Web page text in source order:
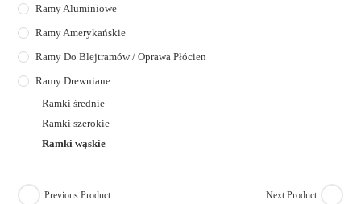
Previous Product Next Product
Ramy Aluminiowe
Ramy Amerykańskie
Ramy Do Blejtramów / Oprawa Płócien
Ramy Drewniane
Ramki średnie
Ramki szerokie
Ramki wąskie